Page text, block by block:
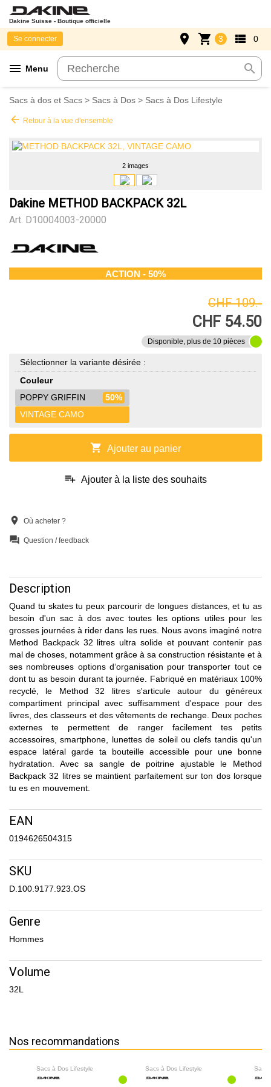
Dakine Suisse - Boutique officielle
menu Menu search
Se connecter place shopping_cart 3 view_list 0
Sacs à dos et Sacs > Sacs à Dos > Sacs à Dos Lifestyle
arrow_back Retour à la vue d'ensemble
2 images
Dakine METHOD BACKPACK 32L
Art. D10004003-20000
ACTION - 50%
CHF 109.-
CHF 54.50
Disponible, plus de 10 pièces
Sélectionner la variante désirée :
Couleur
POPPY GRIFFIN
50%
VINTAGE CAMO
shopping_cart Ajouter au panier
playlist_add Ajouter à la liste des souhaits
location_on Où acheter ?
question_answer Question / feedback
Description
Quand tu skates tu peux parcourir de longues distances, et tu as
besoin d'un sac à dos avec toutes les options utiles pour les
grosses journées à rider dans les rues. Nous avons imaginé notre
Method Backpack 32 litres ultra solide et pouvant contenir pas
mal de choses, notamment grâce à sa construction résistante et à
ses nombreuses options d‘organisation pour transporter tout ce
dont tu as besoin durant ta journée. Fabriqué en matériaux 100%
recyclé, le Method 32 litres s'articule autour du généreux
compartiment principal avec suffisamment d'espace pour des
livres, des classeurs et des vêtements de rechange. Deux poches
externes te permettent de ranger facilement tes petits
accessoires, smartphone, lunettes de soleil ou clefs tandis qu'un
espace latéral garde ta bouteille accessible pour une bonne
hydratation. Avec sa sangle de poitrine ajustable le Method
Backpack 32 litres se maintient parfaitement sur ton dos lorsque
tu es en mouvement.
EAN
0194626504315
SKU
D.100.9177.923.OS
Genre
Hommes
Volume
32L
Nos recommandations
Sacs à Dos Lifestyle Sacs à Dos Lifestyle Sacs